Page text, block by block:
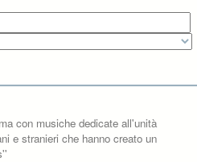
con musiche dedicate all'unità
e stranieri che hanno creato un